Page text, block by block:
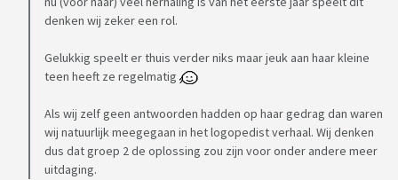
denken wij zeker een rol.
Gelukkig speelt er thuis verder niks maar jeuk aan haar kleine
teen heeft ze regelmatig
Als wij zelf geen antwoorden hadden op haar gedrag dan waren
wij natuurlijk meegegaan in het logopedist verhaal. Wij denken
dus dat groep 2 de oplossing zou zijn voor onder andere meer
uitdaging.